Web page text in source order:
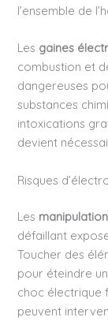
l’ensemble de
Les gaines
combustion et
dangereuses
substances
intoxications
devient
Risques
Les
défaillant
Toucher des
pour éteindre
choc électrique
peuvent